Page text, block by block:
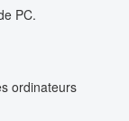
PC.
ordinateurs